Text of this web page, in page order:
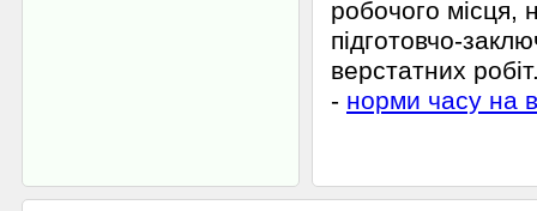
робочого місця,
підготовчо-
верстатних
- норми часу на